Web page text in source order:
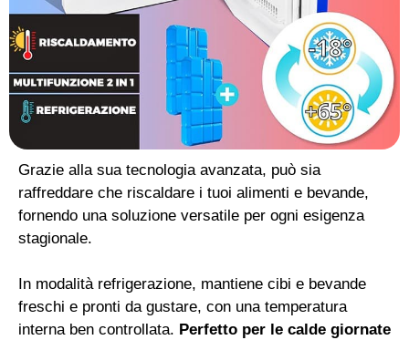
Grazie alla sua tecnologia avanzata, può sia
raffreddare che riscaldare i tuoi alimenti e bevande,
fornendo una soluzione versatile per ogni esigenza
stagionale.
In modalità refrigerazione, mantiene cibi e bevande
freschi e pronti da gustare, con una temperatura
interna ben controllata. Perfetto per le calde giornate